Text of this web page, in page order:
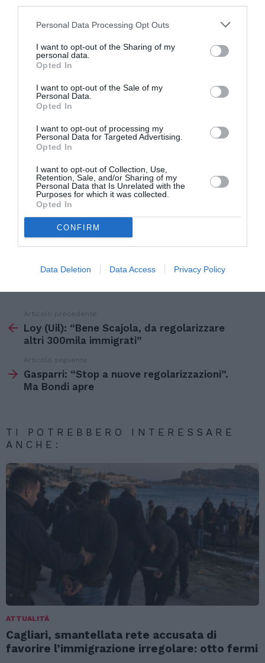
Personal Data Processing Opt Outs
I want to opt-out of the Sharing of my
personal data.
Opted In
I want to opt-out of the Sale of my
Personal Data.
Opted In
I want to opt-out of processing my
Personal Data for Targeted Advertising.
Opted In
I want to opt-out of Collection, Use,
Retention, Sale, and/or Sharing of my
Personal Data that Is Unrelated with the
Purposes for which it was collected.
Opted In
CONFIRM
Data Deletion Data Access Privacy Policy
Paese, proprio per questo suggerisco all’amico
Roberto Calderoli l’utilita’ e l’eleganza di
considerare le proposte che vengono formulate
da altri colleghi di Governo o da esponenti
politici della maggioranza, come proposte
approfondimento, perche’ ispirate da una
volonta’ di arricchire e migliorare ulteriormente
la capacita’ del Governo di affrontare problemi
nuovi e imprevisti”.
E’ quanto dichiara il ministro dei Beni culturali
Sandro Bondi sull’apertura del ministro Scajola
lavoratori stranieri.
di
Articolo precedente
Loy (Uil): “Bene Scajola, da regolarizzare
altri 300mila immigrati”
Articolo seguente
Gasparri: “Stop a nuove regolarizzazioni”.
Ma Bondi apre
TI POTREBBERO INTERESSARE
ANCHE:
ATTUALITÀ
Cagliari, smantellata rete accusata di
favorire l’immigrazione irregolare: otto fermi